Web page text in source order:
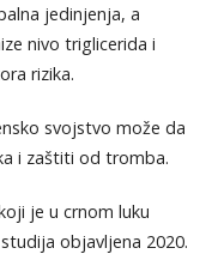
jedinjenja, a
nivo triglicerida i
rizika.
svojstvo može da
i zaštiti od tromba.
je u crnom luku
objavljena 2020.